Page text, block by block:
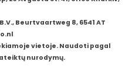
Beurtvaartweg 8, 6541 AT
vietoje. Naudoti pagal
nurodymų.